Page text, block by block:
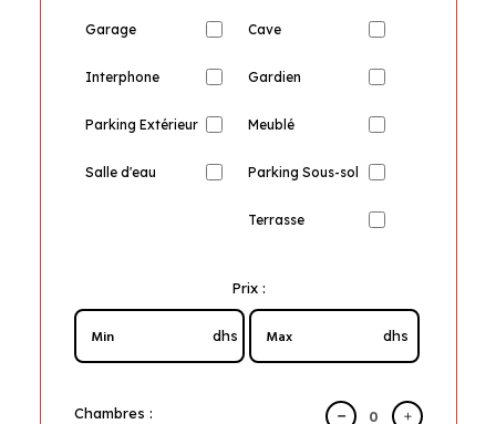
Cave
Garage
Gardien
Interphone
Meublé
Parking Extérieur
Parking Sous-sol
Salle d'eau
Terrasse
Prix :
dhs dhs
Chambres :